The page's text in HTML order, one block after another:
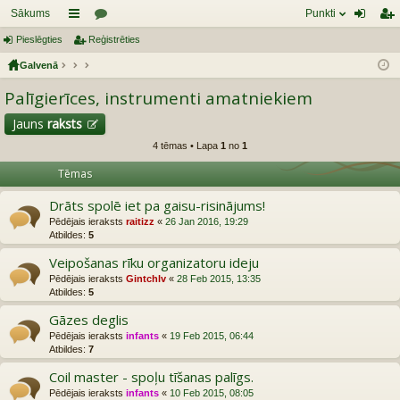
Sākums
aī
sn
es
or
Punkti
ist
Pieslēgties Reģistrēties
Galvenā
Palīgierīces, instrumenti amatniekiem
Jauns raksts
4 tēmas • Lapa 1 no 1
Tēmas
Drāts spolē iet pa gaisu-risinājums!
Pēdējais ieraksts raitizz « 26 Jan 2016, 19:29
Atbildes: 5
Veipošanas rīku organizatoru ideju
Pēdējais ieraksts Gintchlv « 28 Feb 2015, 13:35
Atbildes: 5
Gāzes deglis
Pēdējais ieraksts infants « 19 Feb 2015, 06:44
Atbildes: 7
Coil master - spoļu tīšanas palīgs.
Pēdējais ieraksts infants « 10 Feb 2015, 08:05